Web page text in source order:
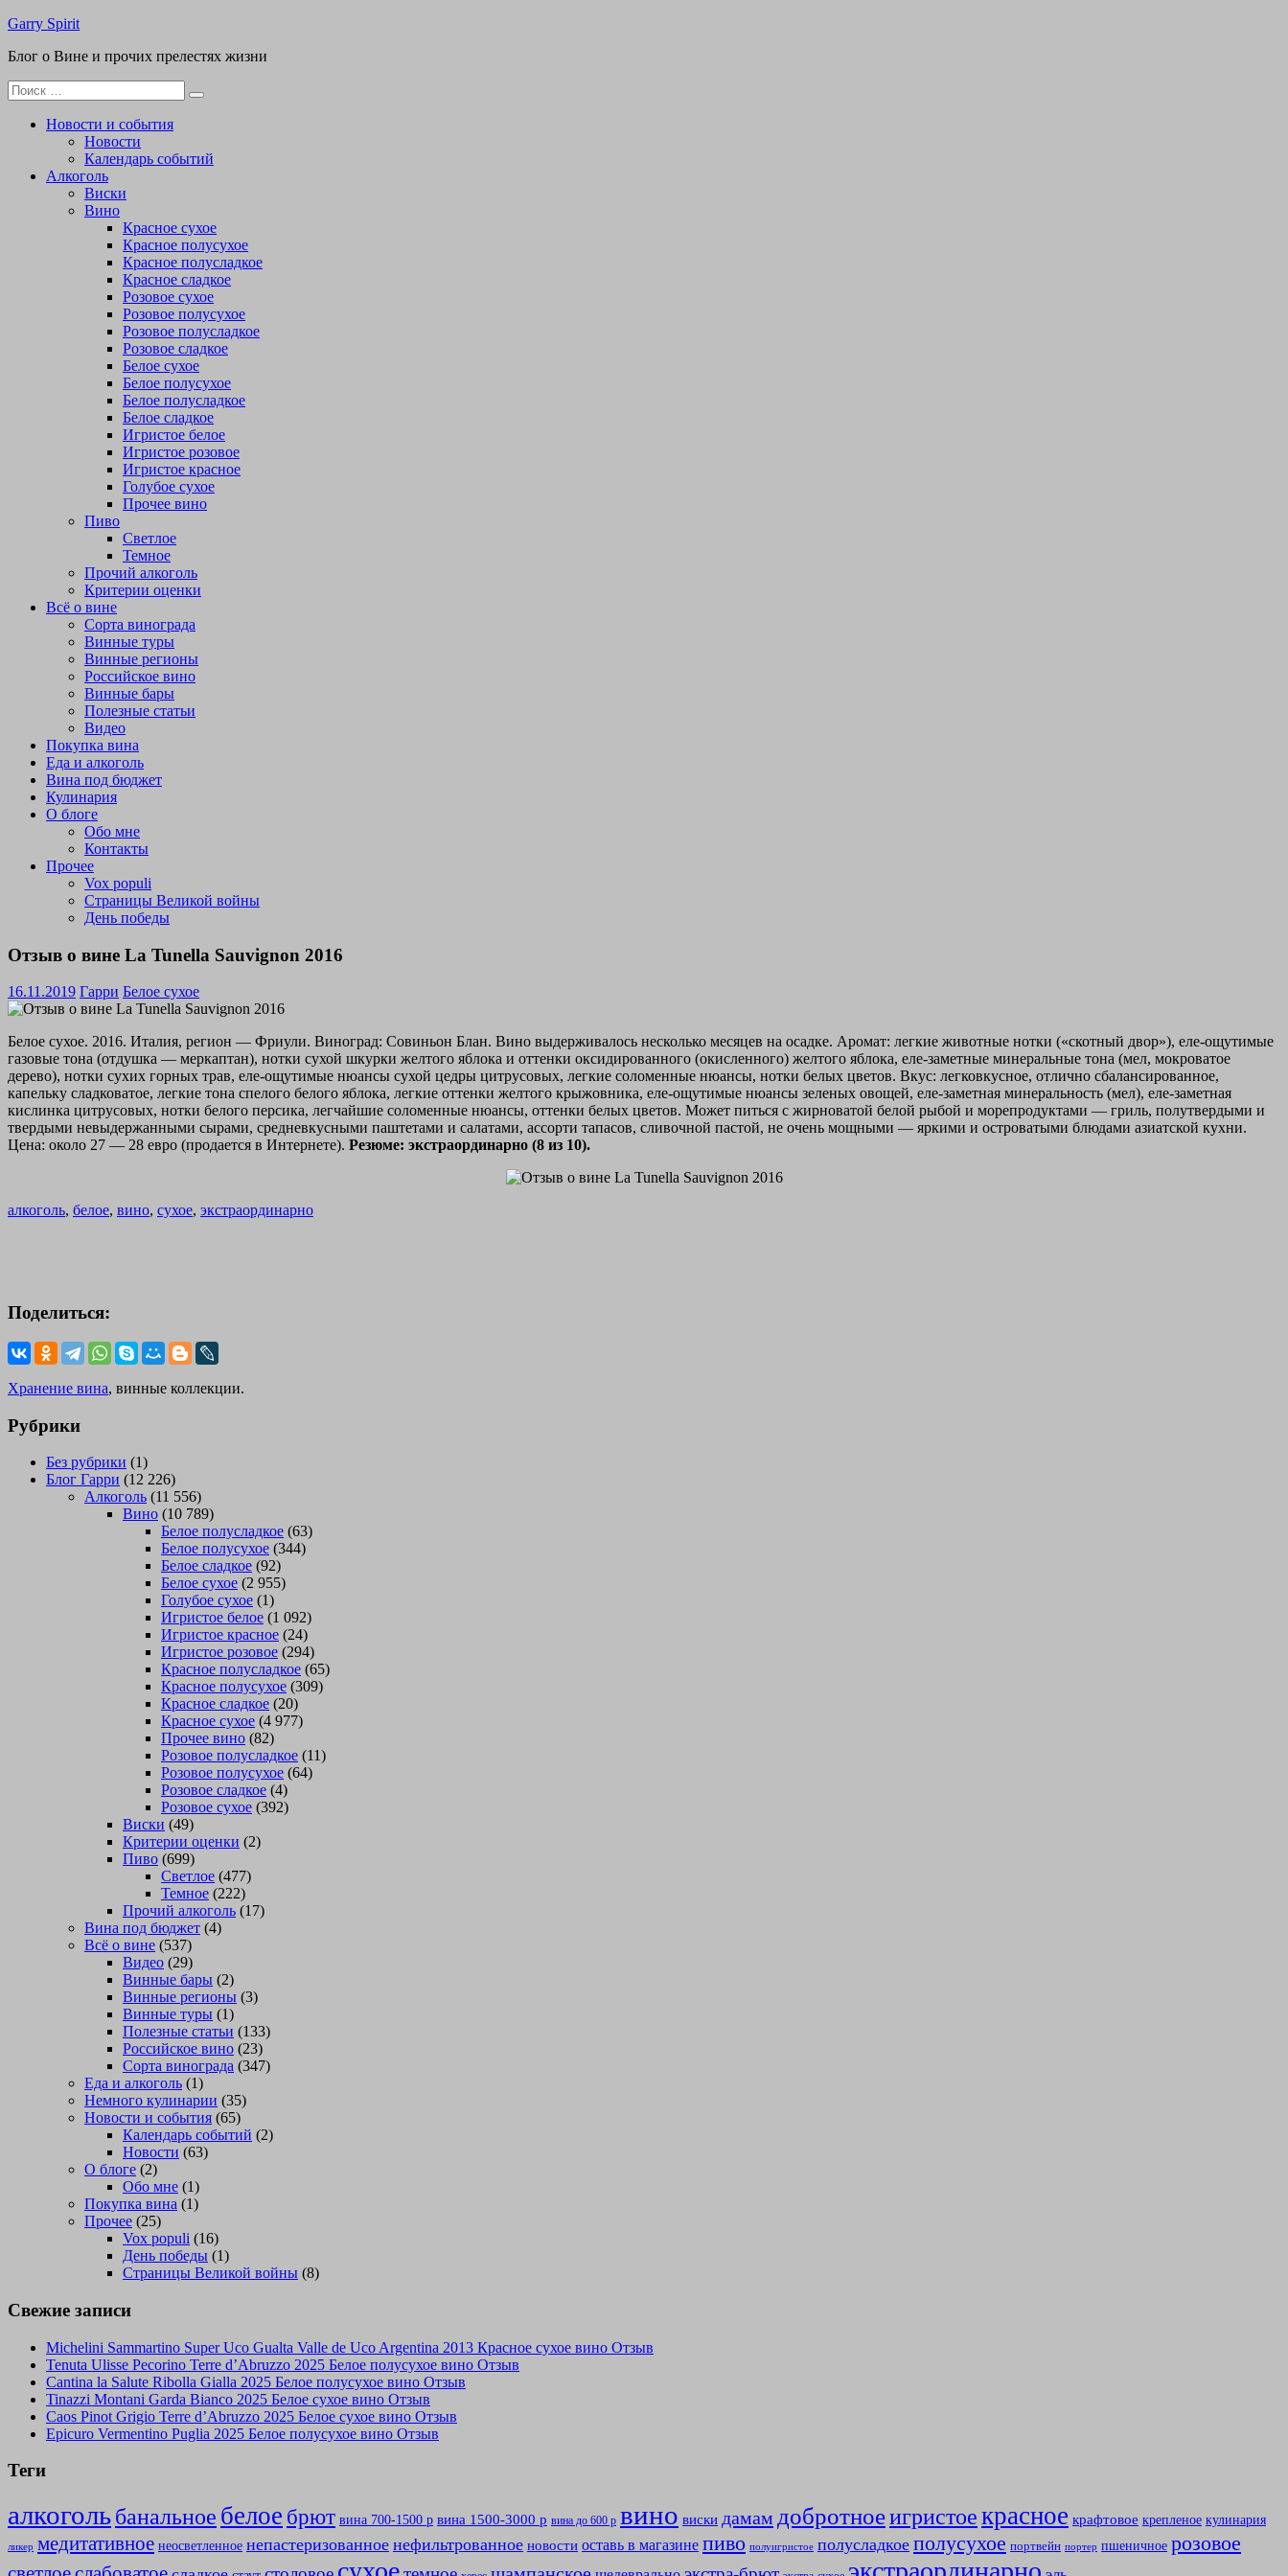
Перейти
содержимому
Garry Spirit
Блог о Вине и прочих прелестях жизни
Поиск
для:
Новости и события
Новости
Календарь событий
Алкоголь
Виски
Вино
Красное сухое
Красное полусухое
Красное полусладкое
Красное сладкое
Розовое сухое
Розовое полусухое
Розовое полусладкое
Розовое сладкое
Белое сухое
Белое полусухое
Белое полусладкое
Белое сладкое
Игристое белое
Игристое розовое
Игристое красное
Голубое сухое
Прочее вино
Пиво
Светлое
Темное
Прочий алкоголь
Критерии оценки
Всё о вине
Сорта винограда
Винные туры
Винные регионы
Российское вино
Винные бары
Полезные статьи
Видео
Покупка вина
Еда и алкоголь
Вина под бюджет
Кулинария
О блоге
Обо мне
Контакты
Прочее
Vox populi
Страницы Великой войны
День победы
Отзыв о вине La Tunella Sauvignon 2016
16.11.2019 Гарри Белое сухое
Белое сухое. 2016. Италия, регион — Фриули. Виноград: Совиньон Блан. Вино выдерживалось несколько месяцев на осадке. Аромат: легкие животные нотки («скотный двор»), еле-ощутимые
газовые тона (отдушка — меркаптан), нотки сухой шкурки желтого яблока и оттенки оксидированного (окисленного) желтого яблока, еле-заметные минеральные тона (мел, мокроватое
дерево), нотки сухих горных трав, еле-ощутимые нюансы сухой цедры цитрусовых, легкие соломенные нюансы, нотки белых цветов. Вкус: легковкусное, отлично сбалансированное,
капельку сладковатое, легкие тона спелого белого яблока, легкие оттенки желтого крыжовника, еле-ощутимые нюансы зеленых овощей, еле-заметная минеральность (мел), еле-заметная
кислинка цитрусовых, нотки белого персика, легчайшие соломенные нюансы, оттенки белых цветов. Может питься с жирноватой белой рыбой и морепродуктами — гриль, полутвердыми и
твердыми невыдержанными сырами, средневкусными паштетами и салатами, ассорти тапасов, сливочной пастой, не очень мощными — яркими и островатыми блюдами азиатской кухни.
Цена: около 27 — 28 евро (продается в Интернете). Резюме: экстраординарно (8 из 10).
алкоголь, белое, вино, сухое, экстраординарно
Поделиться:
Хранение вина, винные коллекции.
Рубрики
Без рубрики (1)
Блог Гарри (12 226)
Алкоголь (11 556)
Вино (10 789)
Белое полусладкое (63)
Белое полусухое (344)
Белое сладкое (92)
Белое сухое (2 955)
Голубое сухое (1)
Игристое белое (1 092)
Игристое красное (24)
Игристое розовое (294)
Красное полусладкое (65)
Красное полусухое (309)
Красное сладкое (20)
Красное сухое (4 977)
Прочее вино (82)
Розовое полусладкое (11)
Розовое полусухое (64)
Розовое сладкое (4)
Розовое сухое (392)
Виски (49)
Критерии оценки (2)
Пиво (699)
Светлое (477)
Темное (222)
Прочий алкоголь (17)
Вина под бюджет (4)
Всё о вине (537)
Видео (29)
Винные бары (2)
Винные регионы (3)
Винные туры (1)
Полезные статьи (133)
Российское вино (23)
Сорта винограда (347)
Еда и алкоголь (1)
Немного кулинарии (35)
Новости и события (65)
Календарь событий (2)
Новости (63)
О блоге (2)
Обо мне (1)
Покупка вина (1)
Прочее (25)
Vox populi (16)
День победы (1)
Страницы Великой войны (8)
Свежие записи
Michelini Sammartino Super Uco Gualta Valle de Uco Argentina 2013 Красное сухое вино Отзыв
Tenuta Ulisse Pecorino Terre d’Abruzzo 2025 Белое полусухое вино Отзыв
Cantina la Salute Ribolla Gialla 2025 Белое полусухое вино Отзыв
Tinazzi Montani Garda Bianco 2025 Белое сухое вино Отзыв
Caos Pinot Grigio Terre d’Abruzzo 2025 Белое сухое вино Отзыв
Epicuro Vermentino Puglia 2025 Белое полусухое вино Отзыв
Теги
алкогольбанальное белое брют вина 700-1500 р вина 1500-3000 р вина до 600 р вино виски дамам добротноеигристоекрасное крафтовое крепленое кулинария
ликер медитативное неосветленное непастеризованное нефильтрованное новости оставь в магазине пиво полуигристое полусладкое полусухое портвейн портер пшеничное розовое